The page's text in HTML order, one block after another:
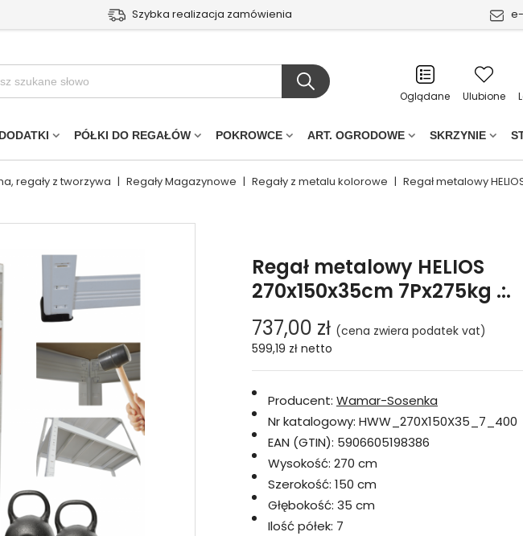
Szybka realizacja zamówienia
Oglądane Ulubione
PÓŁKI DO REGAŁÓW POKROWCE ART. OGRODOWE SKRZYNIE
regały z tworzywa | Regały Magazynowe | Regały z metalu kolorowe | Regał metalowy
Regał metalowy HELIOS
270x150x35cm 7Px275kg .:.
737,00 zł (cena zwiera podatek vat)
599,19 zł netto
Producent: Wamar-Sosenka
Nr katalogowy: HWW_270X150X35_7_400
EAN (GTIN): 5906605198386
Wysokość: 270 cm
Szerokość: 150 cm
Głębokość: 35 cm
Ilość półek: 7